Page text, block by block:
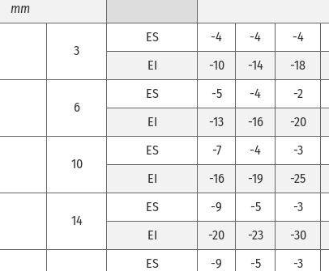
mm
3
ES -4 -4
-4
EI
-10 -14 -18
6
ES -5 -4
-2
EI
-13 -16 -20
10
ES -7 -4
-3
EI
-16 -19 -25
14
ES -9 -5
-3
EI
-20 -23 -30
ES -9 -5 -3